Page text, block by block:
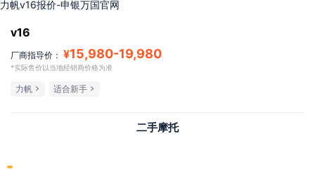
力帆v16报价-申银万国官网
v16
厂商指导价： ¥15,980-19,980
*实际售价以当地经销商价格为准
力帆 适合新手
二手摩托